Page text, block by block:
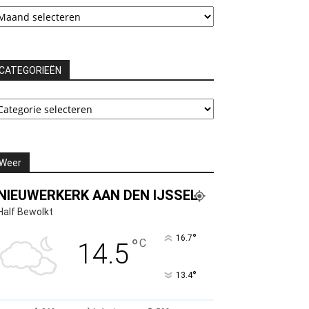
AAN DEN IJSSEL
Bewolkt
14.5°C 16.7°
13.4°